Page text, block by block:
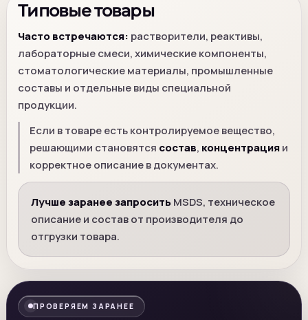
Типовые товары
Часто встречаются: растворители, реактивы,
лабораторные смеси, химические компоненты,
стоматологические материалы, промышленные
составы и отдельные виды специальной
продукции.
Если в товаре есть контролируемое вещество,
решающими становятся состав, концентрацияи
корректное описание в документах.
Лучше заранее запросить MSDS, техническое
описание и состав от производителя до
отгрузки товара.
ПРОВЕРЯЕМ ЗАРАНЕЕ